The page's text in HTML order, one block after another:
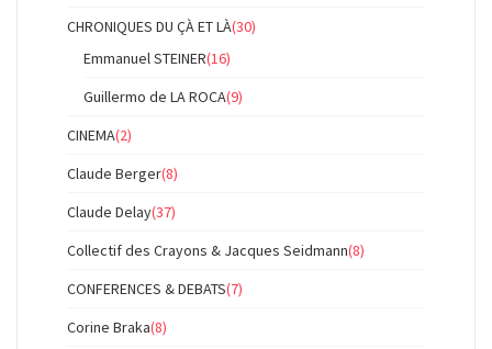
CHRONIQUES DU ÇÀ ET LÀ(30)
Emmanuel STEINER(16)
Guillermo de LA ROCA(9)
CINEMA(2)
Claude Berger(8)
Claude Delay(37)
Collectif des Crayons & Jacques Seidmann(8)
CONFERENCES & DEBATS(7)
Corine Braka(8)